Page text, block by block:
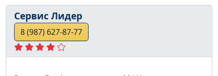
Сервис Лидер
8 (987) 627-87-77